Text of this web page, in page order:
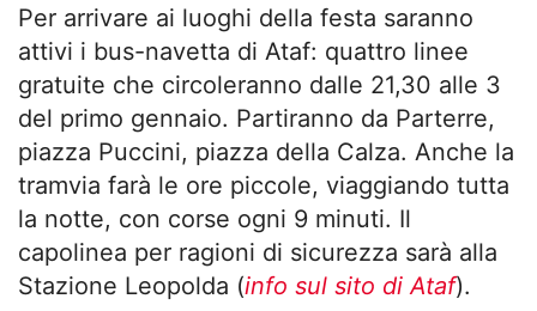
Per arrivare ai luoghi della festa saranno
attivi i bus-navetta di Ataf: quattro linee
gratuite che circoleranno dalle 21,30 alle 3
del primo gennaio. Partiranno da Parterre,
piazza Puccini, piazza della Calza. Anche la
tramvia farà le ore piccole, viaggiando tutta
la notte, con corse ogni 9 minuti. Il
capolinea per ragioni di sicurezza sarà alla
Stazione Leopolda (info sul sito di Ataf).